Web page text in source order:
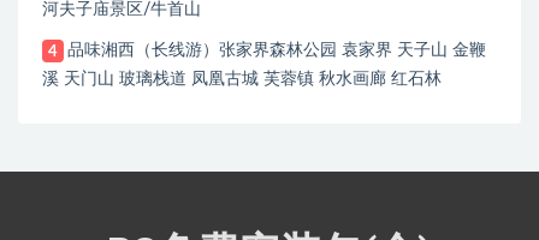
河夫子庙景区/牛首山
4
品味湘西（长线游）张家界森林公园 袁家界 天子山 金鞭
溪 天门山 玻璃栈道 凤凰古城 芙蓉镇 秋水画廊 红石林